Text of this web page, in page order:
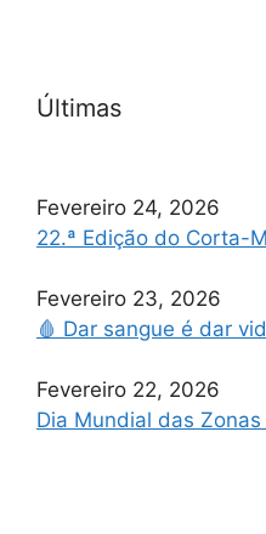
Últimas
Fevereiro 24, 2026
22.ª Edição do Corta-
Fevereiro 23, 2026
🩸 Dar sangue é dar
Fevereiro 22, 2026
Dia Mundial das